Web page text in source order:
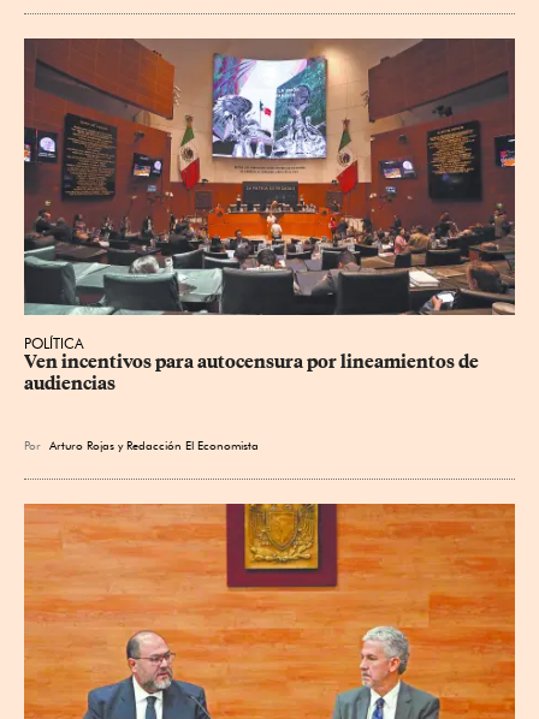
POLÍTICA
Ven incentivos para autocensura por lineamientos de
audiencias
Por Arturo Rojas yRedacción El Economista